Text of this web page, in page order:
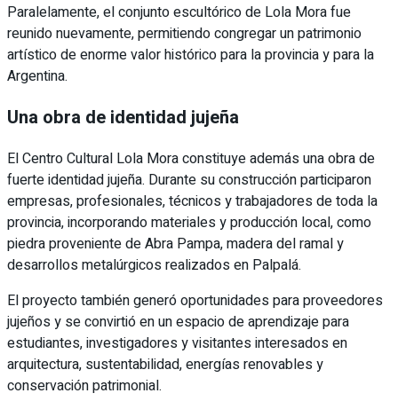
Paralelamente, el conjunto escultórico de Lola Mora fue
reunido nuevamente, permitiendo congregar un patrimonio
artístico de enorme valor histórico para la provincia y para la
Argentina.
Una obra de identidad jujeña
El Centro Cultural Lola Mora constituye además una obra de
fuerte identidad jujeña. Durante su construcción participaron
empresas, profesionales, técnicos y trabajadores de toda la
provincia, incorporando materiales y producción local, como
piedra proveniente de Abra Pampa, madera del ramal y
desarrollos metalúrgicos realizados en Palpalá.
El proyecto también generó oportunidades para proveedores
jujeños y se convirtió en un espacio de aprendizaje para
estudiantes, investigadores y visitantes interesados en
arquitectura, sustentabilidad, energías renovables y
conservación patrimonial.